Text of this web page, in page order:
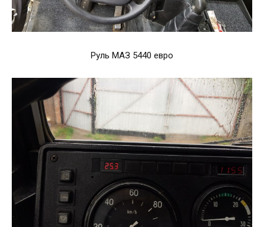
Руль МАЗ 5440 евро